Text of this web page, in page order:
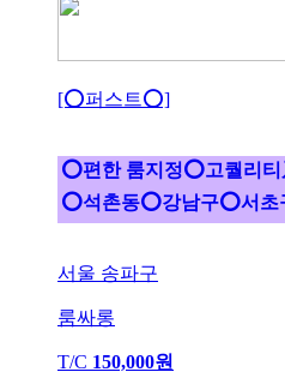
[⭕퍼스트⭕]
⭕편한 룸지정⭕고퀄리
⭕석촌동⭕강남구⭕서초
서울 송파구
룸싸롱
T/C 150,000원